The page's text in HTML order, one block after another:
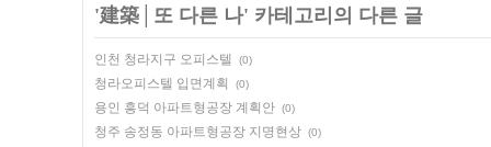
'建築│또 다른 나' 카테고리의 다른 글
인천 청라지구 오피스텔 (0)
청라오피스텔 입면계획 (0)
용인 흥덕 아파트형공장 계획안 (0)
청주 송정동 아파트형공장 지명현상 (0)